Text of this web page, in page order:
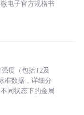
电子官方规格书
度（包括T2及
准数据，详细分
同状态下的金属